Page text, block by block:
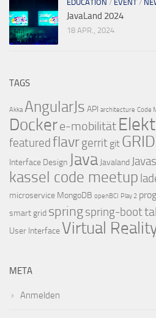
EDUCATION / EVENT /
JavaLand 2024
18 APR., 2024
TAGS
Akka AngularJs API architecture Code
Dockere-mobilität
featured flavrgerrit git
Interface Design Java Javaland
kassel code meetup
microservice MongoDB openBCI Play 2
smart grid springspring-boot
User Interface Virtual
META
Anmelden